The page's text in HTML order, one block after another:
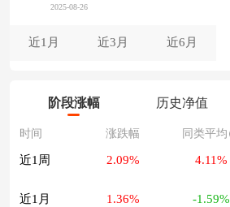
近1月 近3月 近6月
阶段涨幅 历史净值
时间 涨跌幅 同类平均
近1周 2.09% 4.11%
近1月 1.36% -1.59%